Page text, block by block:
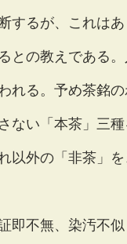
するが、これは
との教えである
れる。予め茶銘
ない「本茶」三
以外の「非茶」
即不無、染汚不